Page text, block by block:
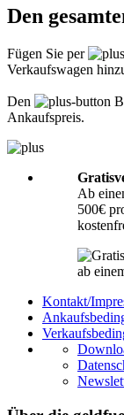
Bitte legen Sie Ihrer
Angaben bei:
Faxnummer, Email-
senden, benötigen wir
Tinten ist nicht
Den
Fügen Sie per
Verkaufswagen
Den
Ankaufspreis.
Ab
500€
Kontakt/